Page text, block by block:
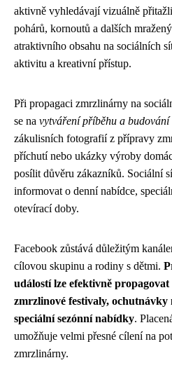
aktivně vyhledávají vizuálně
pohárů, kornoutů a dalších
atraktivního obsahu na sociálních
aktivitu a kreativní přístup.
Při propagaci zmrzlinárny na
se na vytváření příběhu a budování
zákulisních fotografií z přípravy
příchutí nebo ukázky výroby
posílit důvěru zákazníků. Sociální
informovat o denní nabídce,
otevírací doby.
Facebook zůstává důležitým
cílovou skupinu a rodiny s dětmi.
událostí lze efektivně
zmrzlinové festivaly,
speciální sezónní nabídky.
umožňuje velmi přesné cílení na
zmrzlinárny.